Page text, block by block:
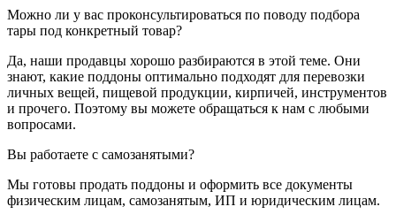
Можно ли у вас проконсультироваться по поводу подбора
тары под конкретный товар?
Да, наши продавцы хорошо разбираются в этой теме. Они
знают, какие поддоны оптимально подходят для перевозки
личных вещей, пищевой продукции, кирпичей, инструментов
и прочего. Поэтому вы можете обращаться к нам с любыми
вопросами.
Вы работаете с самозанятыми?
Мы готовы продать поддоны и оформить все документы
физическим лицам, самозанятым, ИП и юридическим лицам.